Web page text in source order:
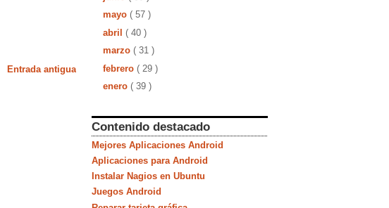
Entrada antigua
mayo ( 57 )
abril ( 40 )
marzo ( 31 )
febrero ( 29 )
enero ( 39 )
Contenido destacado
Mejores Aplicaciones Android
Aplicaciones para Android
Instalar Nagios en Ubuntu
Juegos Android